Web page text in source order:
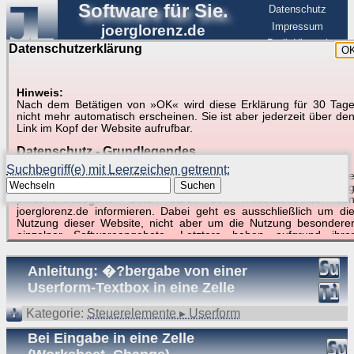
Datenschutzerklärung
Hinweis:
Nach dem Betätigen von »OK« wird diese Erklärung für 30 Tage
nicht mehr automatisch erscheinen. Sie ist aber jederzeit über den
Link im Kopf der Website aufrufbar.
Datenschutz - Grundlegendes
Diese Datenschutzerklärung soll die Nutzer dieser Website über die
Art, den Umfang und den Zweck der Erhebung und Verwendung
personenbezogener Daten durch den Websitebetreiber von
joerglorenz.de informieren. Dabei geht es ausschließlich um die
Nutzung dieser Website, nicht aber um die Nutzung besonderer
einzelner Softwareangebote. Letztere haben aufgrund ihrer
gespeichert werden müssen, die für das Funktionieren erforderlich
sind. Hier ist es wichtig, dass Sie selbst zum Testen dieser
Funktionen möglichst erfundene Daten verwenden. Ansonsten wird
auf die spezifischen Besonderheiten beim jeweiligen Angebot
gesondert hingewiesen.
Generell gilt: Wenn Sie ein Angebot bei den Add-Ins nutzen, bei
dem Daten übertragen werden, werden diese Daten auf dem
Software für Sie.
joerglorenz.de
Datenschutz
Impressum
BerlinHimmel
Suche in Beispielen und Tipps zu Excel und
VBA
Suchbegriff(e) mit Leerzeichen getrennt:
Suchen
Suchergebnisse (10 Treffer, 1 Begriff)
Anleitung: �?bergabe von einer
Userform-Textbox in eine Zelle
Kategorie: Steuerelemente ▸ Userform
Bei Eingabe in eine Zelle